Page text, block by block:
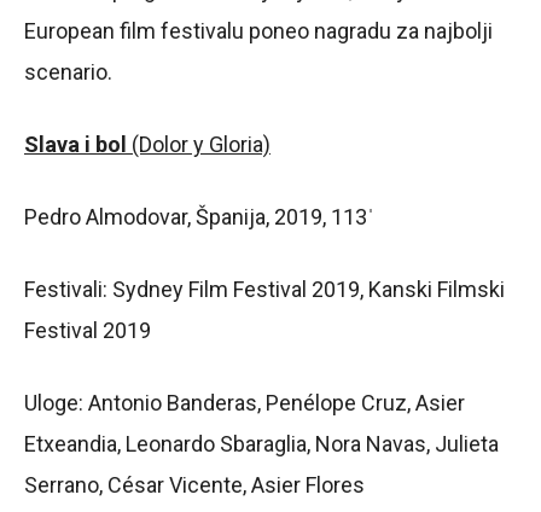
European film festivalu poneo nagradu za najbolji
scenario.
Slava i bol (Dolor y Gloria)
Pedro Almodovar, Španija, 2019, 113ˈ
Festivali: Sydney Film Festival 2019, Kanski Filmski
Festival 2019
Uloge: Antonio Banderas, Penélope Cruz, Asier
Etxeandia, Leonardo Sbaraglia, Nora Navas, Julieta
Serrano, César Vicente, Asier Flores